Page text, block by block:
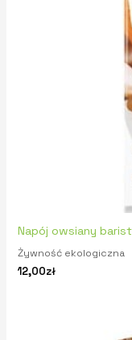
Napój owsiany
Żywność ekologiczna
12,00zł